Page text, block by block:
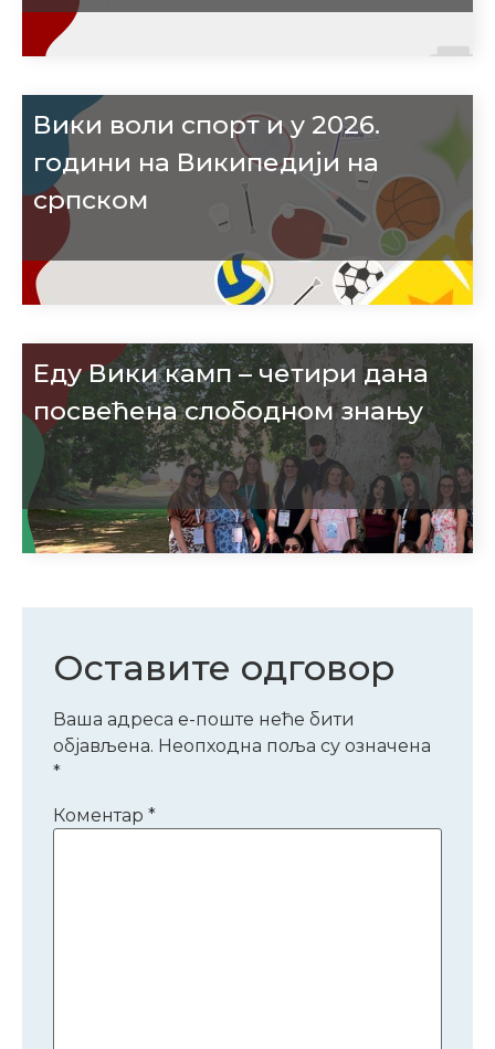
Вики воли спорт и у 2026.
години на Википедији на
српском
Еду Вики камп – четири дана
посвећена слободном знању
Оставите одговор
Ваша адреса е-поште неће бити
објављена. Неопходна поља су означена
*
Коментар *